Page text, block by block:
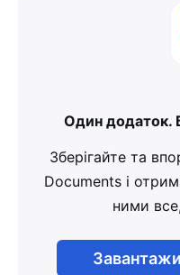
Один додаток.
Зберігайте та
Documents і
ними